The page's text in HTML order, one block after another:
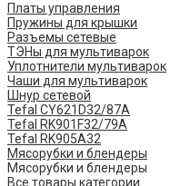
Платы управления
Пружины для крышки
Разъемы сетевые
ТЭНы для мультиварок
Уплотнители мультиварок
Чаши для мультиварок
Шнур сетевой
Tefal CY621D32/87A
Tefal RK901F32/79A
Tefal RK905A32
Мясорубки и блендеры
Мясорубки и блендеры
Все товары категории